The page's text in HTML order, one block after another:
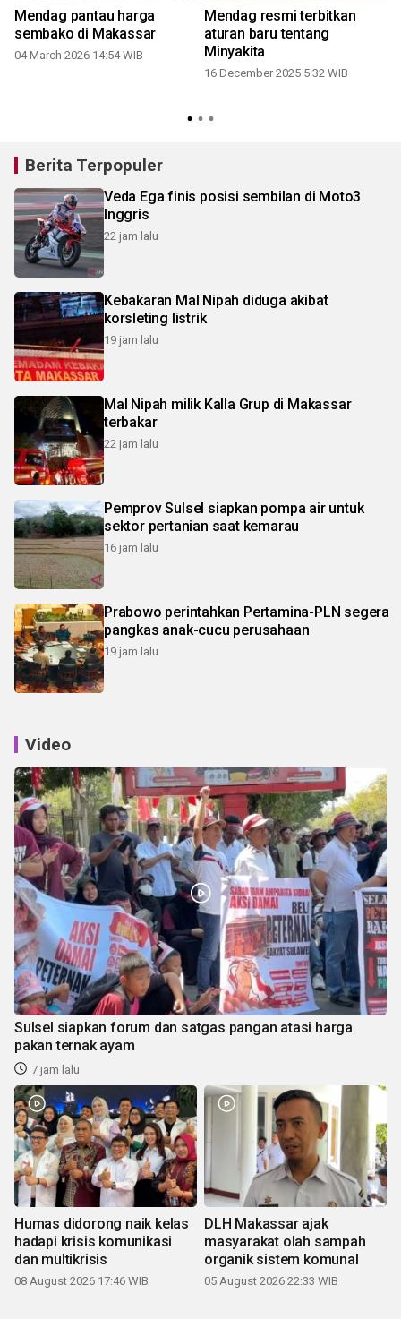
Mendag pantau harga
sembako di Makassar
04 March 2026 14:54 WIB
Mendag resmi terbitkan
aturan baru tentang
Minyakita
16 December 2025 5:32 WIB
Berita Terpopuler
Veda Ega finis posisi sembilan di Moto3
Inggris
22 jam lalu
Kebakaran Mal Nipah diduga akibat
korsleting listrik
19 jam lalu
Mal Nipah milik Kalla Grup di Makassar
terbakar
22 jam lalu
Pemprov Sulsel siapkan pompa air untuk
sektor pertanian saat kemarau
16 jam lalu
Prabowo perintahkan Pertamina-PLN segera
pangkas anak-cucu perusahaan
19 jam lalu
Video
Sulsel siapkan forum dan satgas pangan atasi harga
pakan ternak ayam
7 jam lalu
Humas didorong naik kelas
hadapi krisis komunikasi
dan multikrisis
08 August 2026 17:46 WIB
DLH Makassar ajak
masyarakat olah sampah
organik sistem komunal
05 August 2026 22:33 WIB